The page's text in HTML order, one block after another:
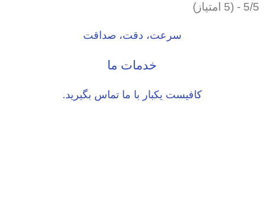
5/5 - (5 امتیاز)
سرعت، دقت، صداقت
خدمات ما
کافیست یکبار با ما تماس بگیرید.